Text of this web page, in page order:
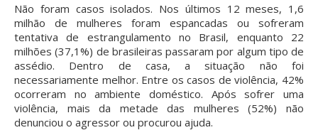
Não foram casos isolados. Nos últimos 12 meses, 1,6
milhão de mulheres foram espancadas ou sofreram
tentativa de estrangulamento no Brasil, enquanto 22
milhões (37,1%) de brasileiras passaram por algum tipo de
assédio. Dentro de casa, a situação não foi
necessariamente melhor. Entre os casos de violência, 42%
ocorreram no ambiente doméstico. Após sofrer uma
violência, mais da metade das mulheres (52%) não
denunciou o agressor ou procurou ajuda.